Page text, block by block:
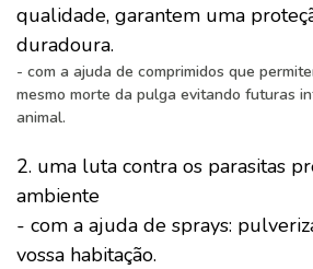
qualidade, garantem uma
duradoura.
- com a ajuda de comprimidos que
mesmo morte da pulga evitando futuras
animal.
2. uma luta contra os parasitas
ambiente
- com a ajuda de sprays:
vossa habitação.